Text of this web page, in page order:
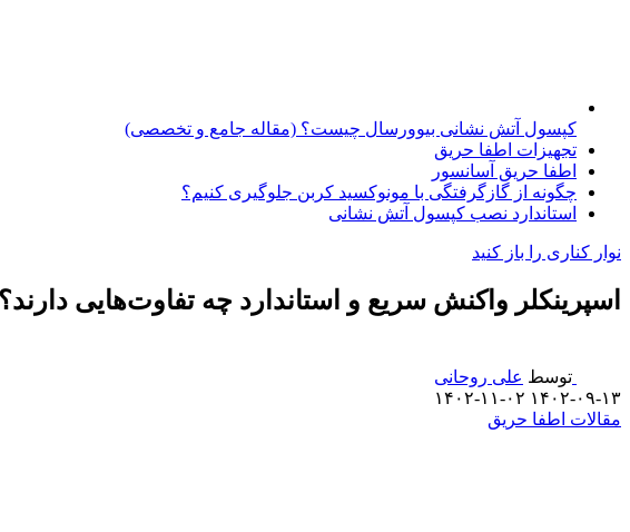
کپسول آتش نشانی بیوورسال چیست؟ (مقاله جامع و تخصصی)
تجهیزات اطفا حریق
اطفا حریق آسانسور
چگونه از گازگرفتگی با مونوکسید کربن جلوگیری کنیم؟
استاندارد نصب کپسول آتش نشانی
نوار کناری را باز کنید
اسپرینکلر واکنش سریع و استاندارد چه تفاوت‌هایی دارند؟
توسط علی روحانی
۱۴۰۲-۰۹-۱۳ ۱۴۰۲-۱۱-۰۲
مقالات اطفا حریق